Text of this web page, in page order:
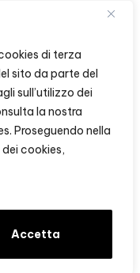
di terza
sito da parte del
sull’utilizzo dei
la nostra
Proseguendo nella
cookies,
Accetta